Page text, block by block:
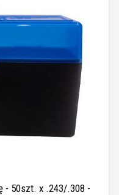
- 50szt. x .243/.308 -